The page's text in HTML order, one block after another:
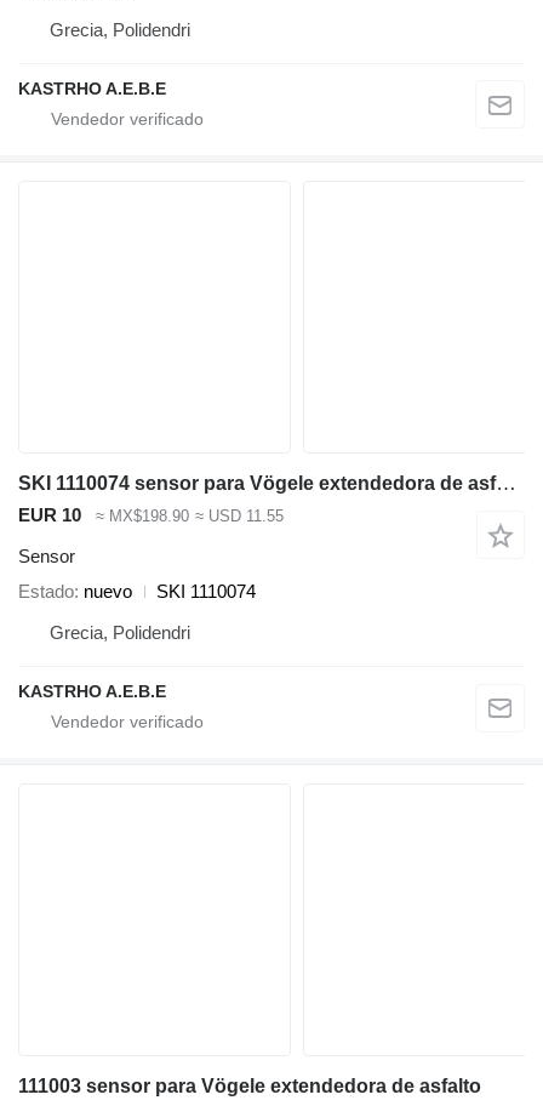
Grecia, Polidendri
KASTRHO A.E.B.E
SKI 1110074 sensor para Vögele extendedora de asfalto
EUR 10 ≈ MX$198.90 ≈ USD 11.55
Sensor
Estado nuevo
SKI 1110074
Grecia, Polidendri
KASTRHO A.E.B.E
111003 sensor para Vögele extendedora de asfalto